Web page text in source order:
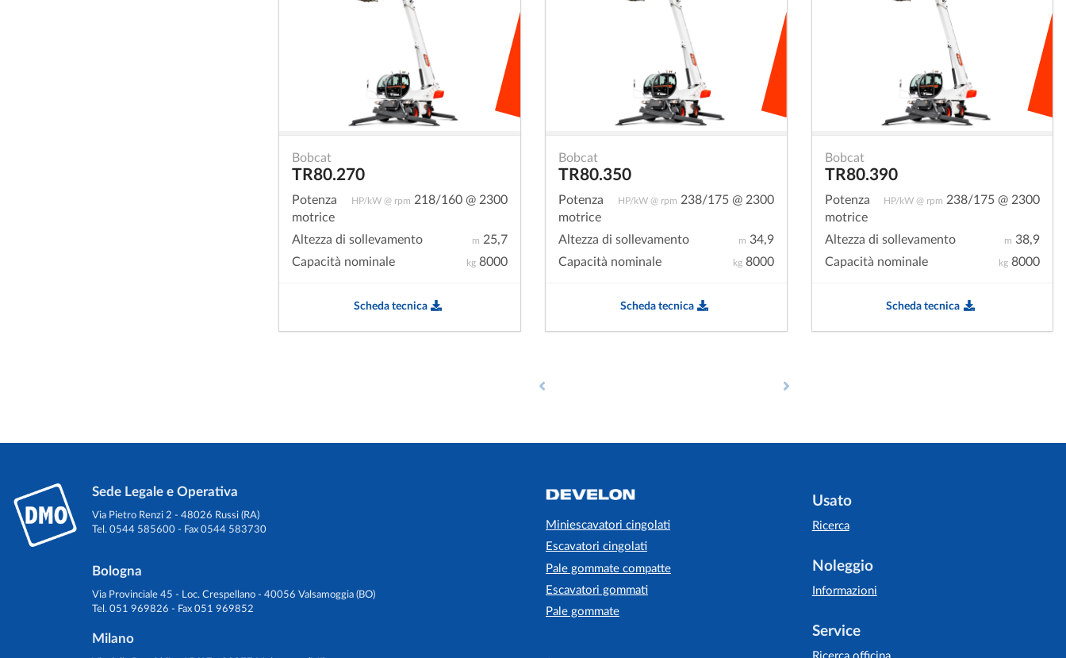
Bobcat
TR80.270
HP/kW @ rpm 218/160 @ 2300
Potenza
motrice
m 25,7
Altezza di sollevamento
kg8000
Capacità nominale
Scheda tecnica
Bobcat
TR80.350
HP/kW @ rpm 238/175 @ 2300
Potenza
motrice
m 34,9
Altezza di sollevamento
kg8000
Capacità nominale
Scheda tecnica
Bobcat
TR80.390
HP/kW @ rpm 238/175 @ 2300
Potenza
motrice
m 38,9
Altezza di sollevamento
kg 8000
Capacità nominale
Scheda tecnica
Sede Legale e Operativa
Via Pietro Renzi 2 - 48026 Russi (RA)
Tel. 0544 585600 - Fax 0544 583730
Bologna
Via Provinciale 45 - Loc. Crespellano - 40056 Valsamoggia (BO)
Tel. 051 969826 - Fax 051 969852
Milano
Miniescavatori cingolati
Escavatori cingolati
Pale gommate compatte
Escavatori gommati
Pale gommate
Usato
Ricerca
Noleggio
Informazioni
Service
Ricerca officina